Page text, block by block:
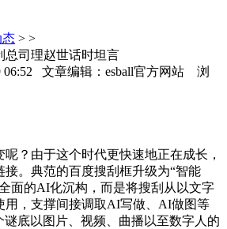
态 > >
总司理赵世话时坦言
06:52 文章编辑：esball官方网站 浏
由于这个时代更快速地正在成长，
。典范的百度搜刮框升级为“智能
面的AI化沉构，而是将搜刮从以文字
用，支撑间接调取AI写做、AI做图等
谜底以图片、视频、曲播以至数字人的